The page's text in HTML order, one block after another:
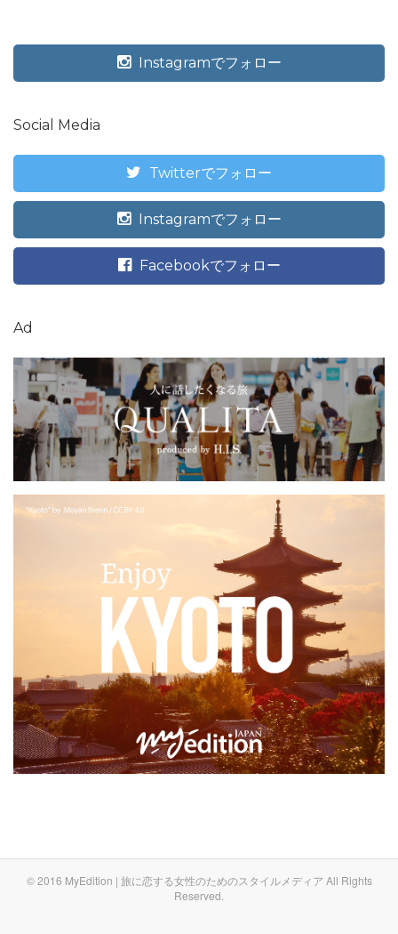
Instagramでフォロー
Social Media
Twitterでフォロー
Instagramでフォロー
Facebookでフォロー
Ad
© 2016 MyEdition | 旅に恋する女性のためのスタイルメディア All Rights
Reserved.